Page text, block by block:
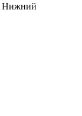
Нижний